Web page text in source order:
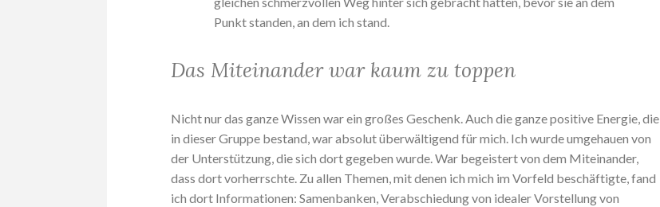
Punkt standen, an dem ich stand.
Das Miteinander war kaum zu toppen
Nicht nur das ganze Wissen war ein großes Geschenk. Auch die ganze positive Energie, die
in dieser Gruppe bestand, war absolut überwältigend für mich. Ich wurde umgehauen von
der Unterstützung, die sich dort gegeben wurde. War begeistert von dem Miteinander,
dass dort vorherrschte. Zu allen Themen, mit denen ich mich im Vorfeld beschäftigte, fand
ich dort Informationen: Samenbanken, Verabschiedung von idealer Vorstellung von